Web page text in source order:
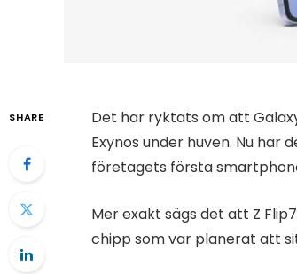
SHARE
Det har ryktats om att
Exynos under huven. Nu
företagets första
Mer exakt sägs det att Z
chipp som var planerat att